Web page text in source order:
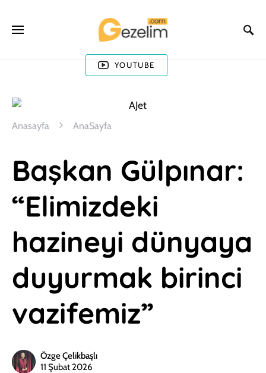
YOUTUBE
Anasayfa AnaSayfa
Başkan Gülpınar:
“Elimizdeki
hazineyi dünyaya
duyurmak birinci
vazifemiz”
Özge Çelikbaşlı
11 Şubat 2026